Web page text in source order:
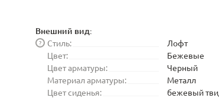
Внешний вид:
Стиль:
?
Лофт
Цвет:
Бежевые
Цвет арматуры:
Черный
Материал арматуры:
Металл
Цвет сиденья:
бежевый